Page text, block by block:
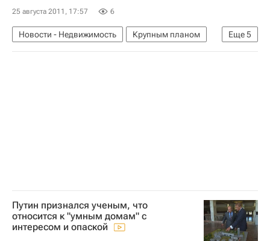
25 августа 2011, 17:57 6
Еще5
Новости - Недвижимость
Крупным планом
Аналитика – РИА Недвижимость
Путин признался ученым, что
относится к "умным домам" с
интересом и опаской